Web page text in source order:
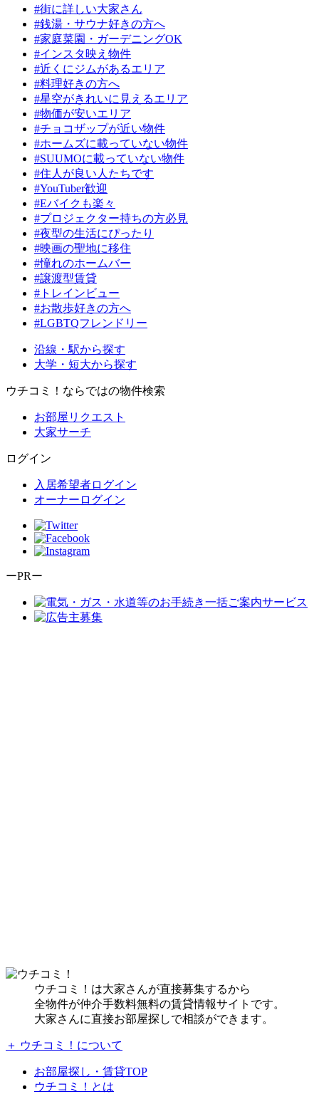
#街に詳しい大家さん
#銭湯・サウナ好きの方へ
#家庭菜園・ガーデニングOK
#インスタ映え物件
#近くにジムがあるエリア
#料理好きの方へ
#星空がきれいに見えるエリア
#物価が安いエリア
#チョコザップが近い物件
#ホームズに載っていない物件
#SUUMOに載っていない物件
#住人が良い人たちです
#YouTuber歓迎
#Eバイクも楽々
#プロジェクター持ちの方必見
#夜型の生活にぴったり
#映画の聖地に移住
#憧れのホームバー
#譲渡型賃貸
#トレインビュー
#お散歩好きの方へ
#LGBTQフレンドリー
沿線・駅から探す
大学・短大から探す
ウチコミ！ならではの物件検索
お部屋リクエスト
大家サーチ
ログイン
入居希望者ログイン
オーナーログイン
ーPRー
ウチコミ！は大家さんが直接募集するから
全物件が仲介手数料無料の賃貸情報サイトです。
大家さんに直接お部屋探しで相談ができます。
＋ ウチコミ！について
お部屋探し・賃貸TOP
ウチコミ！とは